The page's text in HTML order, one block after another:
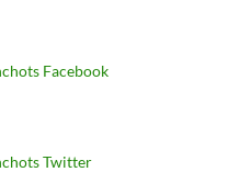
Facebook
Twitter